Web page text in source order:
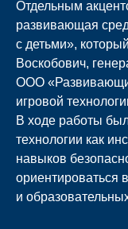
Отдельным
развивающая
с детьми»,
Воскобович,
ООО
игровой
В ходе работы
технологии как
навыков
ориентироваться
и